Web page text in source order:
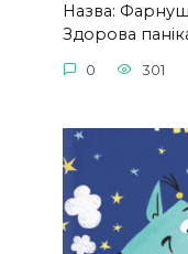
Назва:
Здорова
0 301